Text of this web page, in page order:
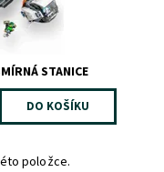
STANICE
položce.